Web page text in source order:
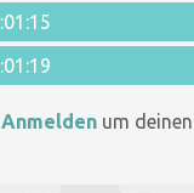
Anmelden um